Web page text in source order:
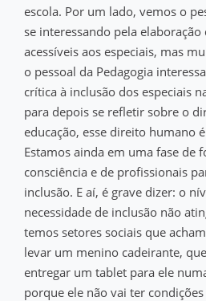
escola. Por um lado, vemos o
se interessando pela
acessíveis aos especiais, mas
o pessoal da Pedagogia
crítica à inclusão dos especiais
para depois se refletir sobre o
educação, esse direito humano
Estamos ainda em uma fase de
consciência e de profissionais
inclusão. E aí, é grave dizer: o
necessidade de inclusão não
temos setores sociais que
levar um menino cadeirante,
entregar um tablet para ele
porque ele não vai ter